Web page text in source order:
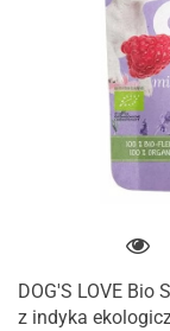
DOG'S LOVE Bio
z indyka